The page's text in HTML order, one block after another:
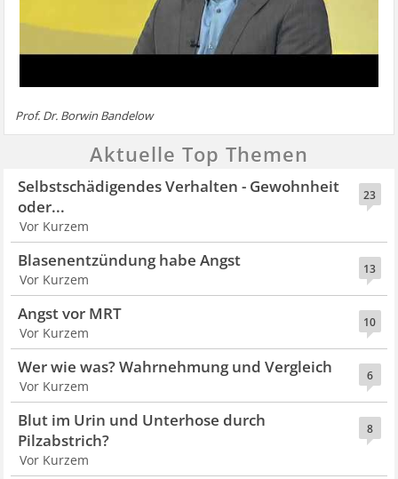
Prof. Dr. Borwin Bandelow
Aktuelle Top Themen
23
Selbstschädigendes Verhalten - Gewohnheit
oder...
Vor Kurzem
13
Blasenentzündung habe Angst
Vor Kurzem
10
Angst vor MRT
Vor Kurzem
6
Wer wie was? Wahrnehmung und Vergleich
Vor Kurzem
8
Blut im Urin und Unterhose durch
Pilzabstrich?
Vor Kurzem